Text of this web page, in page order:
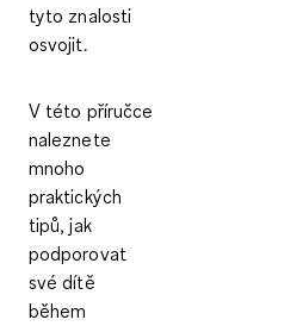
tyto znalosti
osvojit.
V této příručce
naleznete
mnoho
praktických
tipů, jak
podporovat
své dítě
během